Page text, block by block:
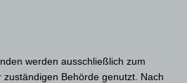
werden ausschließlich zum
Behörde genutzt. Nach